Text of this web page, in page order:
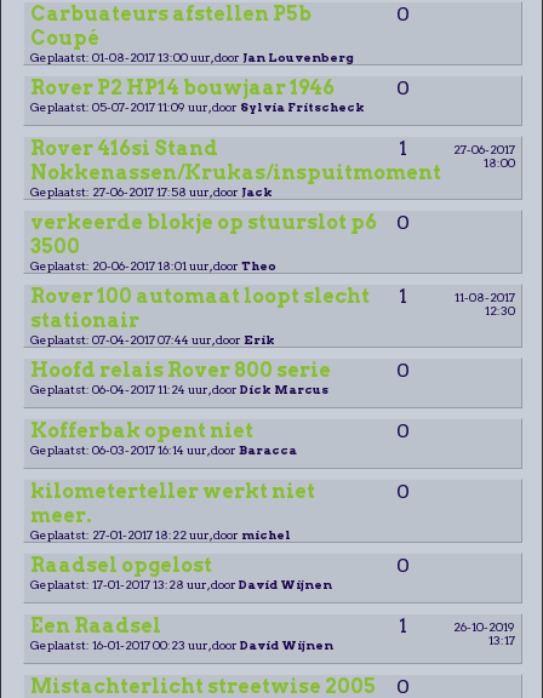
Carbuateurs afstellen P5b
Coupé
0
Geplaatst: 01-08-2017 13:00 uur, door Jan Louvenberg
Rover P2 HP14 bouwjaar 1946 0
Geplaatst: 05-07-2017 11:09 uur, door Sylvia Fritscheck
Rover 416si Stand
Nokkenassen/Krukas/inspuitmoment
1
27-06-2017
18:00
Geplaatst: 27-06-2017 17:58 uur, door Jack
verkeerde blokje op stuurslot p6
3500
0
Geplaatst: 20-06-2017 18:01 uur, door Theo
Rover 100 automaat loopt slecht
stationair
1
11-08-2017
12:30
Geplaatst: 07-04-2017 07:44 uur, door Erik
Hoofd relais Rover 800 serie 0
Geplaatst: 06-04-2017 11:24 uur, door Dick Marcus
Kofferbak opent niet 0
Geplaatst: 06-03-2017 16:14 uur, door Baracca
kilometerteller werkt niet
meer.
0
Geplaatst: 27-01-2017 18:22 uur, door michel
Raadsel opgelost 0
Geplaatst: 17-01-2017 13:28 uur, door David Wijnen
Een Raadsel 1
26-10-2019
13:17
Geplaatst: 16-01-2017 00:23 uur, door David Wijnen
Mistachterlicht streetwise 2005 0